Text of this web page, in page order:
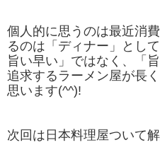
個人的に思うのは最近消
るのは「ディナー」とし
旨い早い」ではなく、「
追求するラーメン屋が長
思います(^^)!
次回は日本料理屋ついて